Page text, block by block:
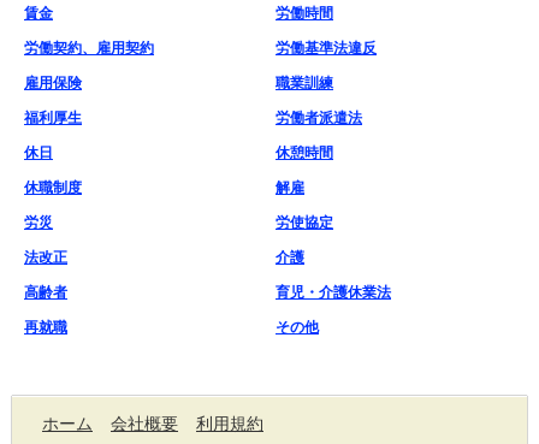
賃金 労働時間
労働契約、雇用契約 労働基準法違反
雇用保険 職業訓練
福利厚生 労働者派遣法
休日 休憩時間
休職制度 解雇
労災 労使協定
法改正 介護
高齢者 育児・介護休業法
再就職 その他
ホーム 会社概要 利用規約